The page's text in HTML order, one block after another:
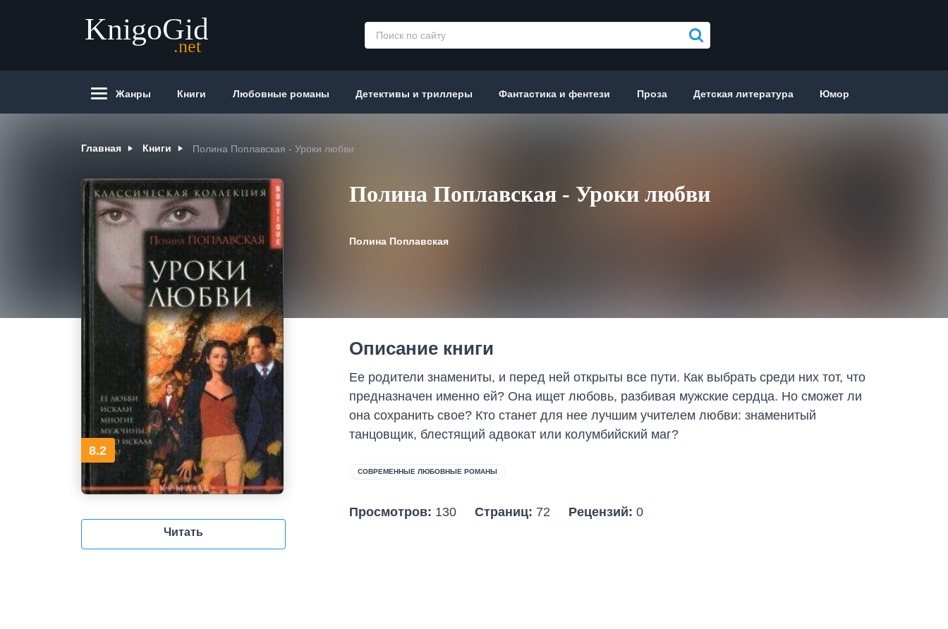
Жанры Книги Любовные романы Детективы и триллеры Фантастика и фентези Проза Детская литература Юмор
Главная Книги Полина Поплавская - Уроки любви
8.2
Читать
Полина Поплавская - Уроки любви
Полина Поплавская
Описание книги
Ее родители знамениты, и перед ней открыты все пути. Как выбрать среди них тот, что
предназначен именно ей? Она ищет любовь, разбивая мужские сердца. Но сможет ли
она сохранить свое? Кто станет для нее лучшим учителем любви: знаменитый
танцовщик, блестящий адвокат или колумбийский маг?
СОВРЕМЕННЫЕ ЛЮБОВНЫЕ РОМАНЫ
Просмотров: 130 Страниц: 72 Рецензий: 0